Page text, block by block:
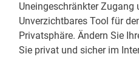
Uneingeschränkter Zugang
Unverzichtbares Tool für
Privatsphäre. Ändern Sie
Sie privat und sicher im